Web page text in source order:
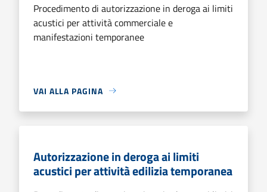
Procedimento di autorizzazione in deroga ai limiti
acustici per attività commerciale e
manifestazioni temporanee
VAI ALLA PAGINA
Autorizzazione in deroga ai limiti
acustici per attività edilizia temporanea